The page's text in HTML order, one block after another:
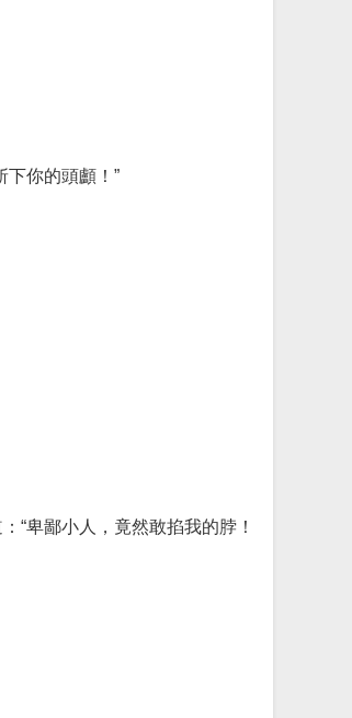
你的頭顱！”
“卑鄙小人，竟然敢掐我的脖！